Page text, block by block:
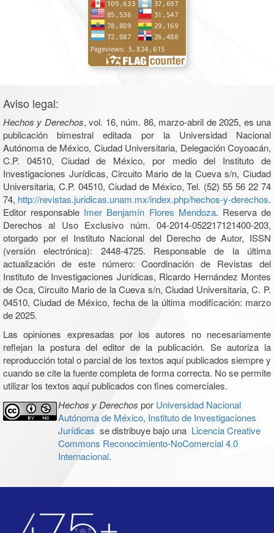
Aviso legal:
Hechos y Derechos, vol. 16, núm. 86, marzo-abril de 2025, es una
publicación bimestral editada por la Universidad Nacional
Autónoma de México, Ciudad Universitaria, Delegación Coyoacán,
C.P. 04510, Ciudad de México, por medio del Instituto de
Investigaciones Jurídicas, Circuito Mario de la Cueva s/n, Ciudad
Universitaria, C.P. 04510, Ciudad de México, Tel. (52) 55 56 22 74
74, http://revistas.juridicas.unam.mx/index.php/hechos-y-derechos.
Editor responsable Imer Benjamín Flores Mendoza. Reserva de
Derechos al Uso Exclusivo núm. 04-2014-052217121400-203,
otorgado por el Instituto Nacional del Derecho de Autor, ISSN
(versión electrónica): 2448-4725. Responsable de la última
actualización de este número: Coordinación de Revistas del
Instituto de Investigaciones Jurídicas, Ricardo Hernández Montes
de Oca, Circuito Mario de la Cueva s/n, Ciudad Universitaria, C. P.
04510, Ciudad de México, fecha de la última modificación: marzo
de 2025.
Las opiniones expresadas por los autores no necesariamente
reflejan la postura del editor de la publicación. Se autoriza la
reproducción total o parcial de los textos aquí publicados siempre y
cuando se cite la fuente completa de forma correcta. No se permite
utilizar los textos aquí publicados con fines comerciales.
Hechos y Derechos por Universidad Nacional
Autónoma de México, Instituto de Investigaciones
Jurídicas se distribuye bajo una Licencia Creative
Commons Reconocimiento-NoComercial 4.0
Internacional.